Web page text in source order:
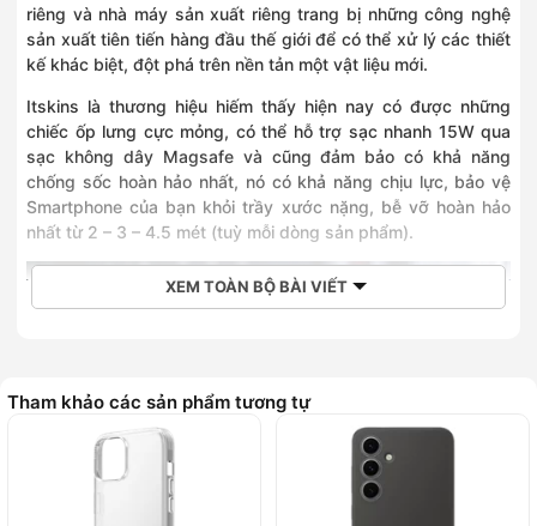
riêng và nhà máy sản xuất riêng trang bị những công nghệ
sản xuất tiên tiến hàng đầu thế giới để có thể xử lý các thiết
kế khác biệt, đột phá trên nền tản một vật liệu mới.
Itskins là thương hiệu hiếm thấy hiện nay có được những
chiếc ốp lưng cực mỏng, có thể hỗ trợ sạc nhanh 15W qua
sạc không dây Magsafe và cũng đảm bảo có khả năng
chống sốc hoàn hảo nhất, nó có khả năng chịu lực, bảo vệ
Smartphone của bạn khỏi trầy xước nặng, bễ vỡ hoàn hảo
nhất từ 2 – 3 – 4.5 mét (tuỳ mỗi dòng sản phẩm).
XEM TOÀN BỘ BÀI VIẾT
Tham khảo các sản phẩm tương tự